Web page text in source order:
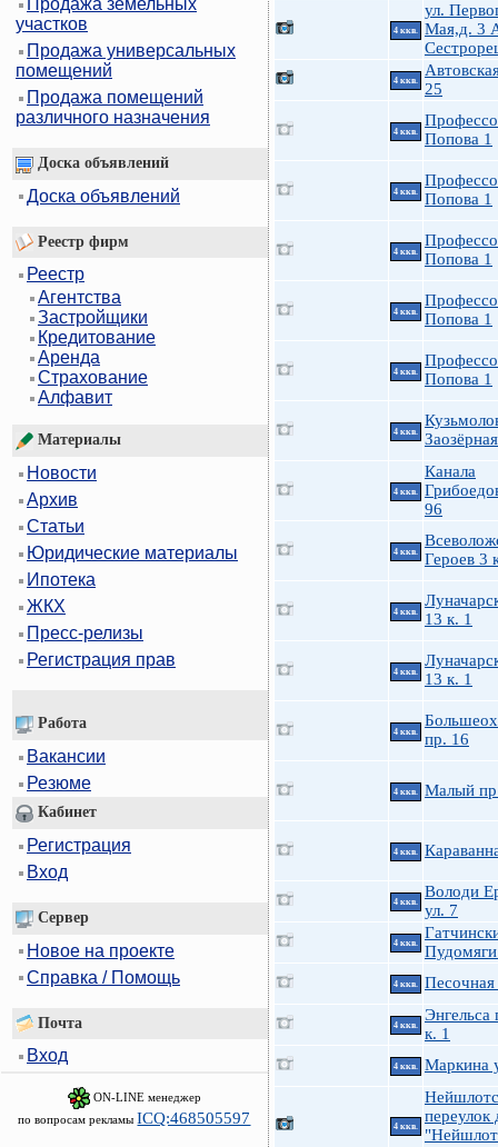
Продажа земельных
участков
Продажа универсальных
помещений
Продажа помещений
различного назначения
Доска объявлений
Доска объявлений
Реестр фирм
Реестр
Агентства
Застройщики
Кредитование
Аренда
Страхование
Алфавит
Материалы
Новости
Архив
Статьи
Юридические материалы
Ипотека
ЖКХ
Пресс-релизы
Регистрация прав
Работа
Вакансии
Резюме
Кабинет
Регистрация
Вход
Сервер
Новое на проекте
Справка / Помощь
Почта
Вход
ON-LINE менеджер
по вопросам рекламы ICQ:468505597
4 ккв.
ул.
Мая,д. 3
4 ккв.
25
4 ккв.
Попова 1
4 ккв.
Попова 1
4 ккв.
Попова 1
4 ккв.
Попова 1
4 ккв.
Попова 1
4 ккв.
4 ккв.
Канала
96
4 ккв.
Героев 3
4 ккв.
13 к. 1
4 ккв.
13 к. 1
4 ккв.
пр. 16
4 ккв. Малый
4 ккв.
4 ккв.
Володи
ул. 7
4 ккв.
4 ккв.
4 ккв.
Энгельса
к. 1
4 ккв. Маркина
4 ккв.